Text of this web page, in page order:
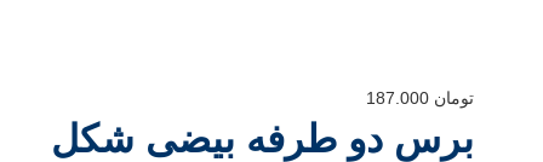
تومان
برس دو طرفه بیضی شکل